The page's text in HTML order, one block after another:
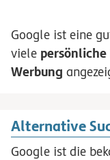
Google ist eine
viele persönliche
Werbung
Alternative
Google ist die